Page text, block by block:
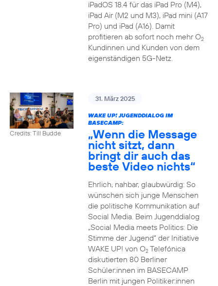
iPadOS 18.4 für das iPad Pro (M4),
iPad Air (M2 und M3), iPad mini (A17
Pro) und iPad (A16). Damit
profitieren ab sofort noch mehr O2
Kundinnen und Kunden von dem
eigenständigen 5G-Netz.
Credits: Till Budde
31. März 2025
WAKE UP! JUGENDDIALOG IM
BASECAMP:
„Wenn die Message
nicht sitzt, dann
bringt dir auch das
beste Video nichts“
Ehrlich, nahbar, glaubwürdig: So
wünschen sich junge Menschen
die politische Kommunikation auf
Social Media. Beim Jugenddialog
„Social Media meets Politics: Die
Stimme der Jugend“ der Initiative
WAKE UP! von O2Telefónica
diskutierten 80 Berliner
Schüler:innen im BASECAMP
Berlin mit jungen Politiker:innen